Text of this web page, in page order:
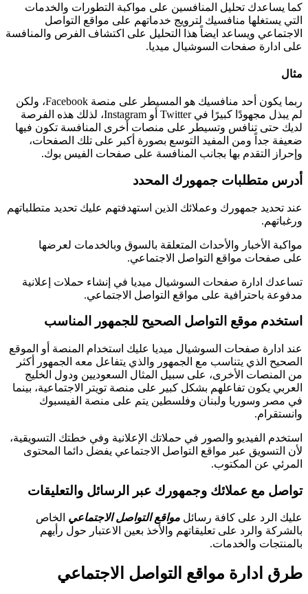
كما يساعدك تحليل المنافسين على مواكبة التطورات والخدمات
التي يستغلها منافسيك لترويج خدماتهم على مواقع التواصل
الاجتماعي ويساعد ايضاً هذا التحليل على اكتشاف الفرص والمنافسة
على ادارة صفحات السوشيال ميديا.
مثال
ربما يكون أحد منافسيك هو المسيطر على منصة Facebook، ولكن
لم يبذل مجهودًا كبيرًا في Twitter أو Instagram، لذلك هذه الفرصة
لديك حتى تنافس وتسيطر على منصات أخرى المنافسة تكون فيها
ضعيفة جداً ومن المفيد التوسع بصورة أكبر على تلك الصفحات،
وإحراز التقدم بها بجانب المنافسة على صفحات الفيس بوك.
أدرس متطلبات جمهورك المحدد
عند تحديد جمهورك وعملائك الذين استهدفتهم عليك تحديد متطلباتهم
ورغباتهم.
مواكبة الأخبار والأحداث المتعلقة بالسوق وبالخدمات لعرضها
على صفحات مواقع التواصل الاجتماعي.
تساعدك ادارة صفحات السوشيال ميديا في إنشاء حملات إعلانية
مدفوعة باحترافية على مواقع التواصل الاجتماعي.
استخدم موقع التواصل الصحيح للجمهور المناسب
عند ادارة صفحات السوشيال ميديا عليك استخدام المنصة أو الموقع
الصحيح الذي يتناسب مع الجمهور والذي يتفاعل معه الجمهور أكثر
من المنصات الأخرى، على سبيل المثال السعوديين ودول الخليج
العربي يكون تفاعلهم بشكل كبير على منصة تويتر الاجتماعية، بينما
في مصر وسوريا ولبنان وفلسطين يتم على منصة الفيسبوك
وانستقرام.
استخدم الفيديو والصور في حملاتك الإعلانية وفي خطتك التسويقية،
لأن التسويق عبر مواقع التواصل الاجتماعي يفضل دائما المحتوى
المرئي عن المكتوب.
تواصل مع عملائك وجمهورك عبر الرسائل والتعليقات
عليك الرد على كافة رسائل مواقع التواصل الاجتماعي الخاص
بالشركة والرد على تعليقاتهم والأخذ بعين الاعتبار حول رأيهم
بالمنتجات والخدمات.
طرق ادارة مواقع التواصل الاجتماعي